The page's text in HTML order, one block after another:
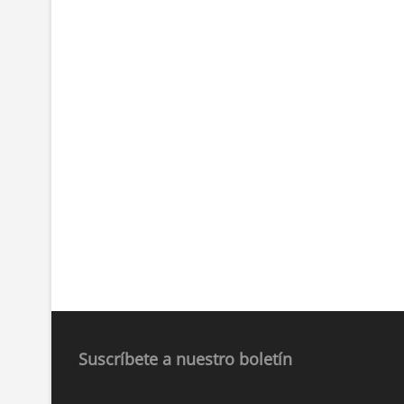
Suscríbete a nuestro boletín